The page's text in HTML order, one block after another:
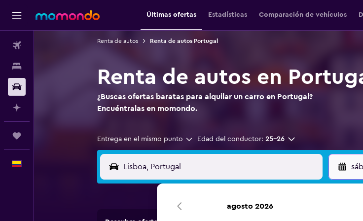
Últimas ofertas Estadísticas Comparación de vehículos
Renta de autos Renta de autos Portugal
Renta de autos en
¿Buscas ofertas baratas para alquilar un carro en Portugal?
Encuéntralas en momondo.
Entrega en el mismo punto Edad del conductor: 25-26
agosto 2026